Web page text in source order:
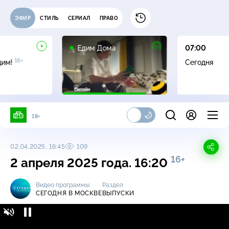
ЭФИР СТИЛЬ СЕРИАЛ ПРАВО
16+
Едим Дома
0+
07:00
Сегодня
18+
02.04.2025, 16:45 109
2 апреля 2025 года. 16:20 16+
Видео программы
СЕГОДНЯ В МОСКВЕ
Раздел
ВЫПУСКИ